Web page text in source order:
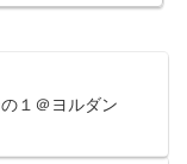
１＠ヨルダン